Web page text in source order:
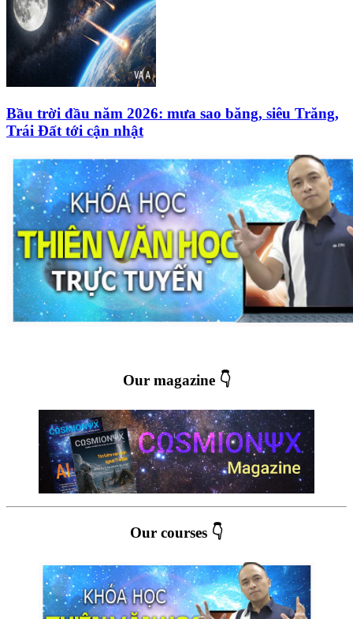
Bầu trời đầu năm 2026: mưa sao băng, siêu Trăng,
Trái Đất tới cận nhật
Our magazine 👇
Our courses 👇